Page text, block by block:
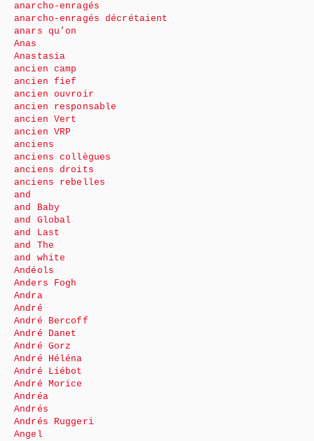
anarcho-enragés
anarcho-enragés décrétaient
anars qu’on
Anas
Anastasia
ancien camp
ancien fief
ancien ouvroir
ancien responsable
ancien Vert
ancien VRP
anciens
anciens collègues
anciens droits
anciens rebelles
and
and Baby
and Global
and Last
and The
and white
Andéols
Anders Fogh
Andra
André
André Bercoff
André Danet
André Gorz
André Héléna
André Liébot
André Morice
Andréa
Andrés
Andrés Ruggeri
Angel